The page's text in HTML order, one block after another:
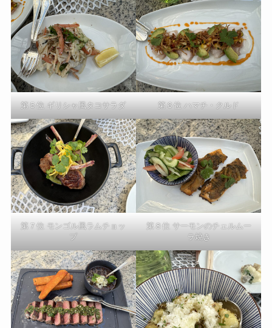
第５位 ギリシャ風タコサラダ 第６位 ハマチ・クルド
第７位 モンゴル風ラムチョッ
プ
第８位 サーモンのチェルムー
ラ焼き